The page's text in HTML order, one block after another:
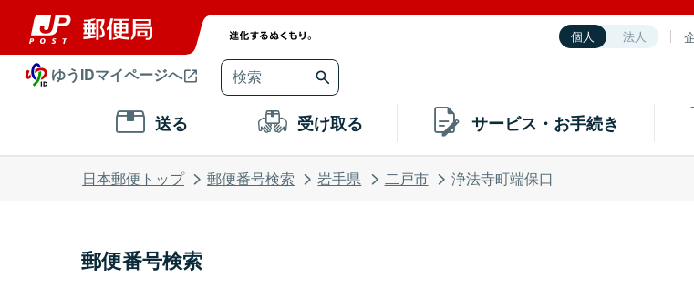
個人 法人
ゆうIDマイページへ
送る 受け取る サービス・お手続き
日本郵便トップ 郵便番号検索 岩手県 二戸市 浄法寺町端保口
郵便番号検索